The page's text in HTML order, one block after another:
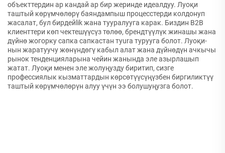
объекттердин ар кандай ар бир жеринде идеалдуу. Луоқи
таштый көрүмчөлөрү баяндампыш процесстерди колдонуп
жасалат, бул бирдейlik жана тууралууга карак. Биздин B2B
клиенттери көп чектешүүсүз төлөө, брендтүүлүк жинашы жана
дүйнө жогорку сапка сапкастан туura турууга болот. Луоқи-
нын жаратуучу жөнүндөгү кабыл алат жана дүйнөдүн ачкычы
рынок тенденцияларына чейин жанында эле азырлашып
жатат. Луоқи менен эле жолуңузду биритип, сизге
профессиялык кызматтардын көрсөтүүсүңүзбен биргиликтүү
таштый көрүмчөлөрүн алуу үчүн ээ болушуңузга болот.